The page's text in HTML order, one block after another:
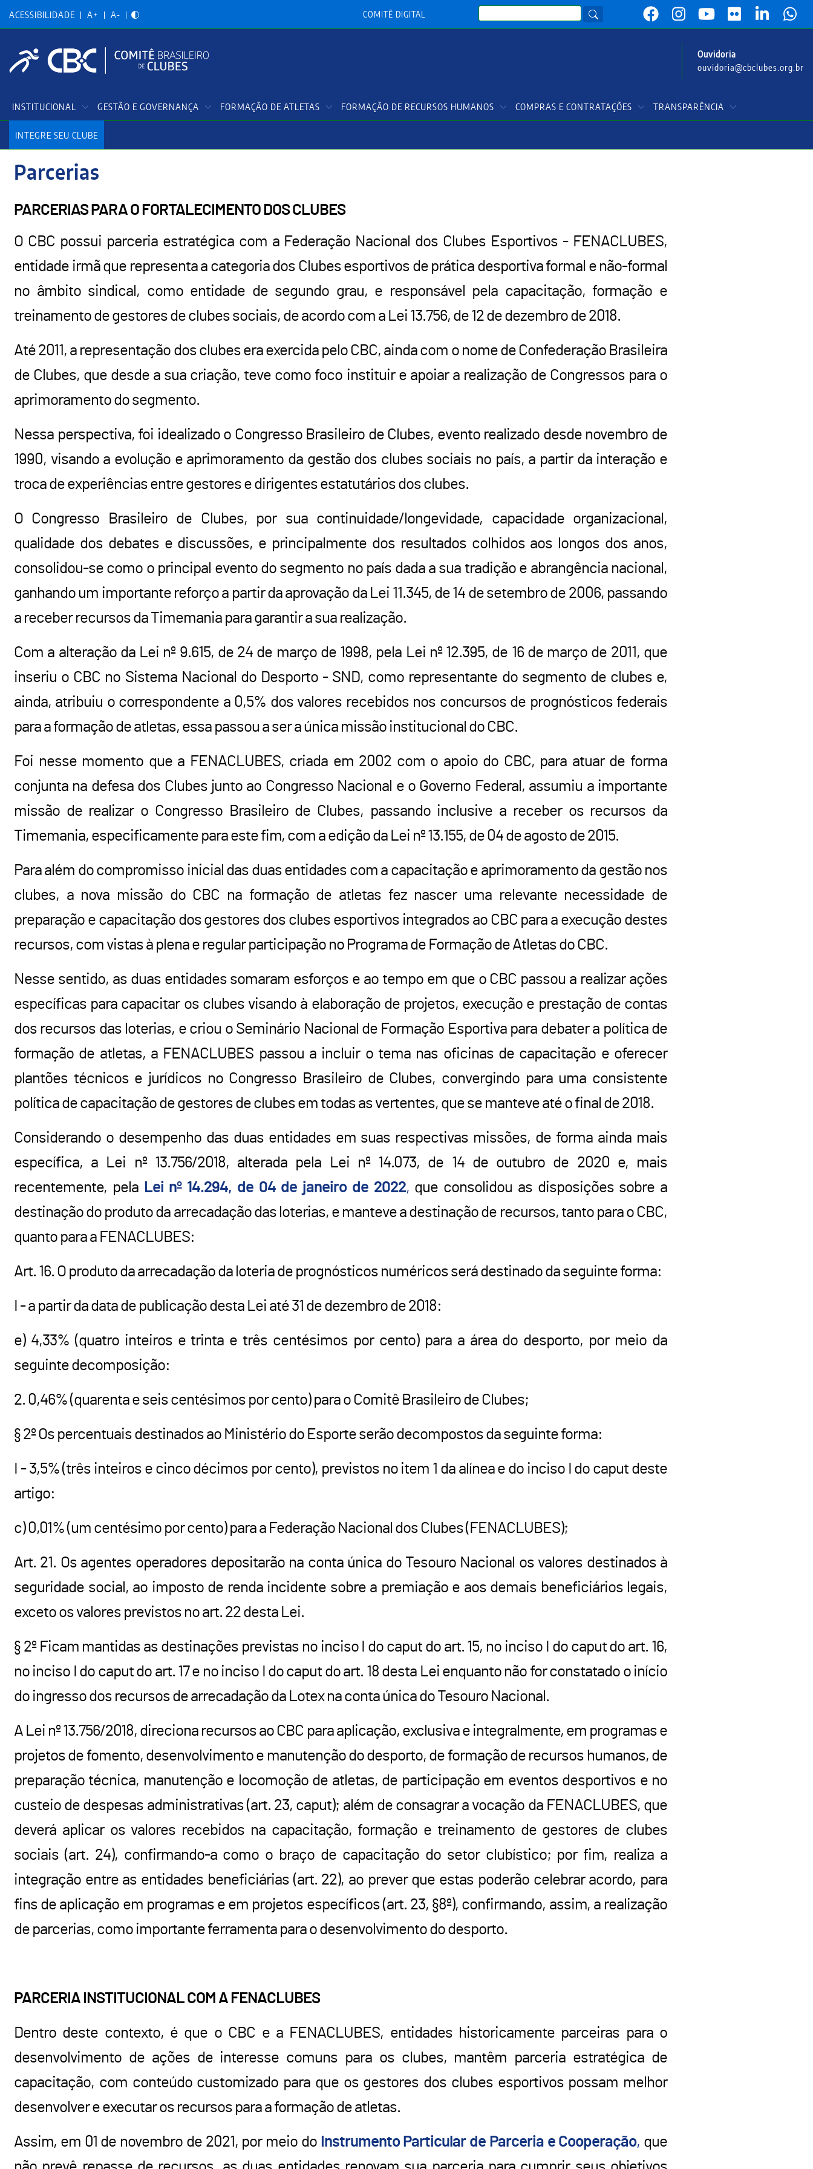
para
conteúdo
ACESSIBILIDADE A+ A- COMITÊ DIGITAL
Search
Ouvidoria
ouvidoria@cbclubes.org.br
Principal
INSTITUCIONAL GESTÃO E GOVERNANÇA FORMAÇÃO DE ATLETAS FORMAÇÃO DE RECURSOS HUMANOS COMPRAS E CONTRATAÇÕES TRANSPARÊNCIA
INTEGRE SEU CLUBE
Parcerias
PARCERIAS PARA O FORTALECIMENTO DOS CLUBES
O CBC possui parceria estratégica com a Federação Nacional dos Clubes Esportivos - FENACLUBES,
entidade irmã que representa a categoria dos Clubes esportivos de prática desportiva formal e não-formal
no âmbito sindical, como entidade de segundo grau, e responsável pela capacitação, formação e
treinamento de gestores de clubes sociais, de acordo com a Lei 13.756, de 12 de dezembro de 2018.
Até 2011, a representação dos clubes era exercida pelo CBC, ainda com o nome de Confederação Brasileira
de Clubes, que desde a sua criação, teve como foco instituir e apoiar a realização de Congressos para o
aprimoramento do segmento.
Nessa perspectiva, foi idealizado o Congresso Brasileiro de Clubes, evento realizado desde novembro de
1990, visando a evolução e aprimoramento da gestão dos clubes sociais no país, a partir da interação e
troca de experiências entre gestores e dirigentes estatutários dos clubes.
O Congresso Brasileiro de Clubes, por sua continuidade/longevidade, capacidade organizacional,
qualidade dos debates e discussões, e principalmente dos resultados colhidos aos longos dos anos,
consolidou-se como o principal evento do segmento no país dada a sua tradição e abrangência nacional,
ganhando um importante reforço a partir da aprovação da Lei 11.345, de 14 de setembro de 2006, passando
a receber recursos da Timemania para garantir a sua realização.
Com a alteração da Lei nº 9.615, de 24 de março de 1998, pela Lei nº 12.395, de 16 de março de 2011, que
inseriu o CBC no Sistema Nacional do Desporto - SND, como representante do segmento de clubes e,
ainda, atribuiu o correspondente a 0,5% dos valores recebidos nos concursos de prognósticos federais
para a formação de atletas, essa passou a ser a única missão institucional do CBC.
Foi nesse momento que a FENACLUBES, criada em 2002 com o apoio do CBC, para atuar de forma
conjunta na defesa dos Clubes junto ao Congresso Nacional e o Governo Federal, assumiu a importante
missão de realizar o Congresso Brasileiro de Clubes, passando inclusive a receber os recursos da
Timemania, especificamente para este fim, com a edição da Lei nº 13.155, de 04 de agosto de 2015.
Para além do compromisso inicial das duas entidades com a capacitação e aprimoramento da gestão nos
clubes, a nova missão do CBC na formação de atletas fez nascer uma relevante necessidade de
preparação e capacitação dos gestores dos clubes esportivos integrados ao CBC para a execução destes
recursos, com vistas à plena e regular participação no Programa de Formação de Atletas do CBC.
Nesse sentido, as duas entidades somaram esforços e ao tempo em que o CBC passou a realizar ações
específicas para capacitar os clubes visando à elaboração de projetos, execução e prestação de contas
dos recursos das loterias, e criou o Seminário Nacional de Formação Esportiva para debater a política de
formação de atletas, a FENACLUBES passou a incluir o tema nas oficinas de capacitação e oferecer
plantões técnicos e jurídicos no Congresso Brasileiro de Clubes, convergindo para uma consistente
política de capacitação de gestores de clubes em todas as vertentes, que se manteve até o final de 2018.
Considerando o desempenho das duas entidades em suas respectivas missões, de forma ainda mais
específica, a Lei nº 13.756/2018, alterada pela Lei nº 14.073, de 14 de outubro de 2020 e, mais
recentemente, pela Lei nº 14.294, de 04 de janeiro de 2022, que consolidou as disposições sobre a
destinação do produto da arrecadação das loterias, e manteve a destinação de recursos, tanto para o CBC,
quanto para a FENACLUBES:
Art. 16. O produto da arrecadação da loteria de prognósticos numéricos será destinado da seguinte forma:
I - a partir da data de publicação desta Lei até 31 de dezembro de 2018:
e) 4,33% (quatro inteiros e trinta e três centésimos por cento) para a área do desporto, por meio da
seguinte decomposição:
2. 0,46% (quarenta e seis centésimos por cento) para o Comitê Brasileiro de Clubes;
§ 2º Os percentuais destinados ao Ministério do Esporte serão decompostos da seguinte forma:
I - 3,5% (três inteiros e cinco décimos por cento), previstos no item 1 da alínea e do inciso I do caput deste
artigo:
c) 0,01% (um centésimo por cento) para a Federação Nacional dos Clubes (FENACLUBES);
Art. 21. Os agentes operadores depositarão na conta única do Tesouro Nacional os valores destinados à
seguridade social, ao imposto de renda incidente sobre a premiação e aos demais beneficiários legais,
exceto os valores previstos no art. 22 desta Lei.
§ 2º Ficam mantidas as destinações previstas no inciso I do caput do art. 15, no inciso I do caput do art. 16,
no inciso I do caput do art. 17 e no inciso I do caput do art. 18 desta Lei enquanto não for constatado o início
do ingresso dos recursos de arrecadação da Lotex na conta única do Tesouro Nacional.
A Lei nº 13.756/2018, direciona recursos ao CBC para aplicação, exclusiva e integralmente, em programas e
projetos de fomento, desenvolvimento e manutenção do desporto, de formação de recursos humanos, de
preparação técnica, manutenção e locomoção de atletas, de participação em eventos desportivos e no
custeio de despesas administrativas (art. 23, caput); além de consagrar a vocação da FENACLUBES, que
deverá aplicar os valores recebidos na capacitação, formação e treinamento de gestores de clubes
sociais (art. 24), confirmando-a como o braço de capacitação do setor clubístico; por fim, realiza a
integração entre as entidades beneficiárias (art. 22), ao prever que estas poderão celebrar acordo, para
fins de aplicação em programas e em projetos específicos (art. 23, §8º), confirmando, assim, a realização
de parcerias, como importante ferramenta para o desenvolvimento do desporto.
PARCERIA INSTITUCIONAL COM A FENACLUBES
Dentro deste contexto, é que o CBC e a FENACLUBES, entidades historicamente parceiras para o
desenvolvimento de ações de interesse comuns para os clubes, mantêm parceria estratégica de
capacitação, com conteúdo customizado para que os gestores dos clubes esportivos possam melhor
desenvolver e executar os recursos para a formação de atletas.
Assim, em 01 de novembro de 2021, por meio do Instrumento Particular de Parceria e Cooperação, que